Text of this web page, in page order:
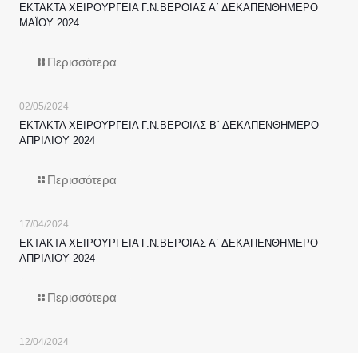
ΕΚΤΑΚΤΑ ΧΕΙΡΟΥΡΓΕΙΑ Γ.Ν.ΒΕΡΟΙΑΣ Α΄ ΔΕΚΑΠΕΝΘΗΜΕΡΟ
ΜΑΪΟΥ 2024
Περισσότερα
02/05/2024
ΕΚΤΑΚΤΑ ΧΕΙΡΟΥΡΓΕΙΑ Γ.Ν.ΒΕΡΟΙΑΣ Β΄ ΔΕΚΑΠΕΝΘΗΜΕΡΟ
ΑΠΡΙΛΙΟΥ 2024
Περισσότερα
17/04/2024
ΕΚΤΑΚΤΑ ΧΕΙΡΟΥΡΓΕΙΑ Γ.Ν.ΒΕΡΟΙΑΣ Α΄ ΔΕΚΑΠΕΝΘΗΜΕΡΟ
ΑΠΡΙΛΙΟΥ 2024
Περισσότερα
12/04/2024